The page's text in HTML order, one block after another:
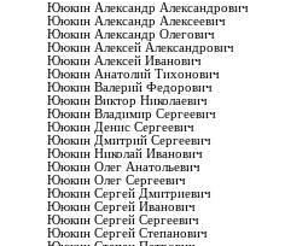
Ююкин Александр Александрович
Ююкин Александр Алексеевич
Ююкин Александр Олегович
Ююкин Алексей Александрович
Ююкин Алексей Иванович
Ююкин Анатолий Тихонович
Ююкин Валерий Федорович
Ююкин Виктор Николаевич
Ююкин Владимир Сергеевич
Ююкин Денис Сергеевич
Ююкин Дмитрий Сергеевич
Ююкин Николай Иванович
Ююкин Олег Анатольевич
Ююкин Олег Сергеевич
Ююкин Сергей Дмитриевич
Ююкин Сергей Иванович
Ююкин Сергей Сергеевич
Ююкин Сергей Степанович